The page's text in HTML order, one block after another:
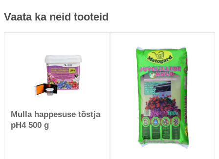
Vaata ka neid tooteid
Mulla happesuse tõstja
pH4 500 g